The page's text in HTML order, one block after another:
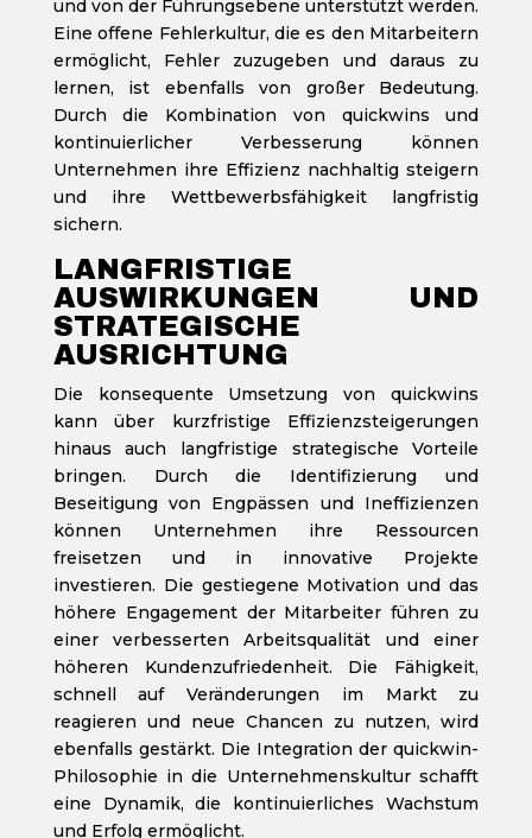
und von der Führungsebene unterstützt werden.
Eine offene Fehlerkultur, die es den Mitarbeitern
ermöglicht, Fehler zuzugeben und daraus zu
lernen, ist ebenfalls von großer Bedeutung.
Durch die Kombination von quickwins und
kontinuierlicher Verbesserung können
Unternehmen ihre Effizienz nachhaltig steigern
und ihre Wettbewerbsfähigkeit langfristig
sichern.
LANGFRISTIGE
AUSWIRKUNGEN UND
STRATEGISCHE
AUSRICHTUNG
Die konsequente Umsetzung von quickwins
kann über kurzfristige Effizienzsteigerungen
hinaus auch langfristige strategische Vorteile
bringen. Durch die Identifizierung und
Beseitigung von Engpässen und Ineffizienzen
können Unternehmen ihre Ressourcen
freisetzen und in innovative Projekte
investieren. Die gestiegene Motivation und das
höhere Engagement der Mitarbeiter führen zu
einer verbesserten Arbeitsqualität und einer
höheren Kundenzufriedenheit. Die Fähigkeit,
schnell auf Veränderungen im Markt zu
reagieren und neue Chancen zu nutzen, wird
ebenfalls gestärkt. Die Integration der quickwin-
Philosophie in die Unternehmenskultur schafft
eine Dynamik, die kontinuierliches Wachstum
und Erfolg ermöglicht.